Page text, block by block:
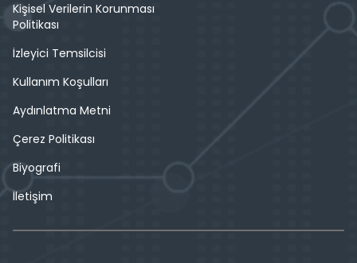
Kişisel Verilerin Korunması
Politikası
İzleyici Temsilcisi
Kullanım Koşulları
Aydınlatma Metni
Çerez Politikası
Biyografi
İletişim